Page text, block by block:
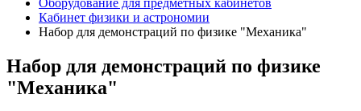
Оборудование для предметных кабинетов
Кабинет физики и астрономии
Набор для демонстраций по физике "Механика"
Набор для демонстраций по физике
"Механика"